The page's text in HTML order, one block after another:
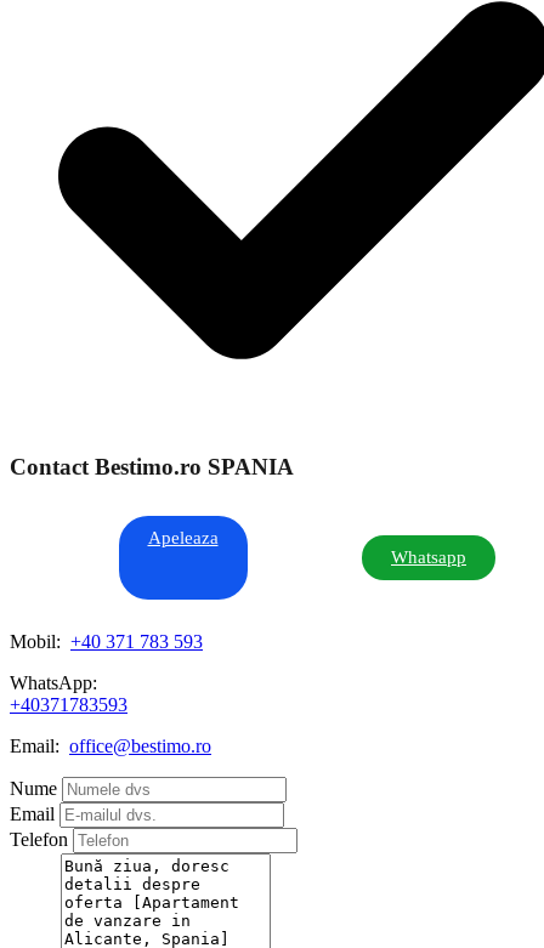
Contact Bestimo.ro SPANIA
Apeleaza
Whatsapp
Mobil: +40 371 783 593
WhatsApp:
+40371783593
Email: office@bestimo.ro
Nume
Email
Telefon